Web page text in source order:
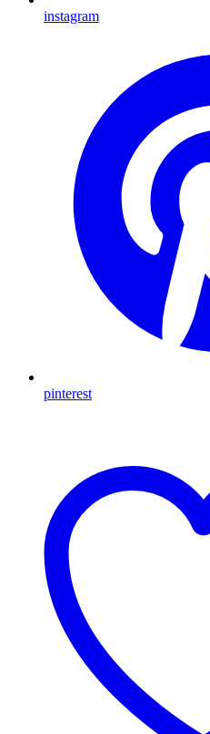
instagram
pinterest